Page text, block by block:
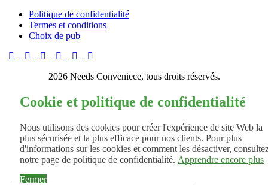
Politique de confidentialité
Termes et conditions
Choix de pub
2026 Needs Conveniece, tous droits réservés.
Cookie et politique de confidentialité
Nous utilisons des cookies pour créer l'expérience de site Web la
plus sécurisée et la plus efficace pour nos clients. Pour plus
d'informations sur les cookies et comment les désactiver,
notre page de politique de confidentialité. Apprendre encore plus
Fermer